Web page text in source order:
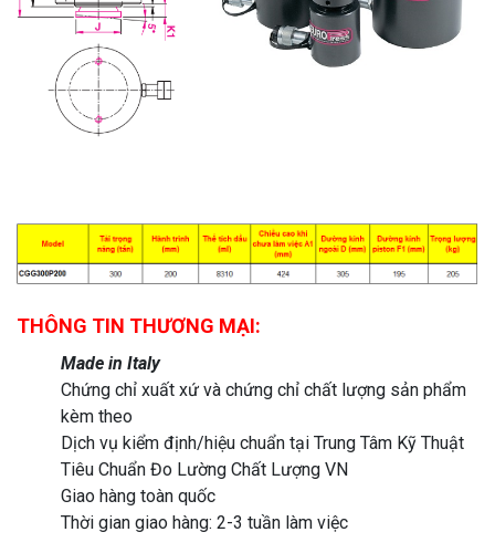
THÔNG TIN THƯƠNG MẠI:
Made in Italy
Chứng chỉ xuất xứ và chứng chỉ chất lượng sản phẩm
kèm theo
Dịch vụ kiểm định/hiệu chuẩn tại Trung Tâm Kỹ Thuật
Tiêu Chuẩn Đo Lường Chất Lượng VN
Giao hàng toàn quốc
Thời gian giao hàng: 2-3 tuần làm việc